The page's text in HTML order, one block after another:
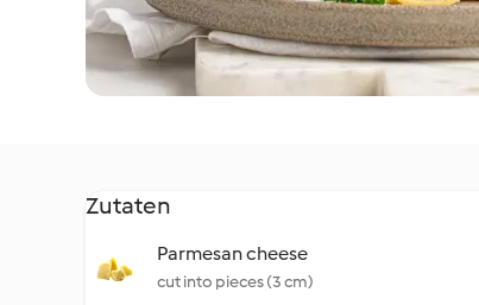
Zutaten
Parmesan cheese
cut into pieces (3 cm)